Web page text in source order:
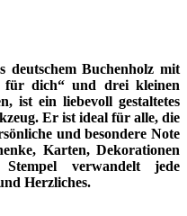
deutschem Buchenholz mit
dich“ und drei kleinen
ist ein liebevoll gestaltetes
Er ist ideal für alle, die
und besondere Note
Karten, Dekorationen
verwandelt jede
Herzliches.